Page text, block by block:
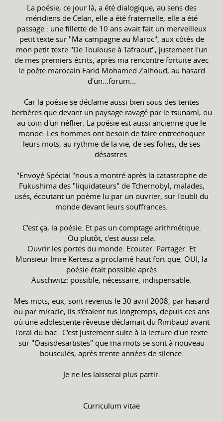
La poésie, ce jour là, a été dialogique, au sens des
méridiens de Celan, elle a été fraternelle, elle a été
passage : une fillette de 10 ans avait fait un merveilleux
petit texte sur "Ma campagne au Maroc", aux côtés de
mon petit texte "De Toulouse à Tafraout", justement l'un
de mes premiers écrits, après ma rencontre fortuite avec
le poète marocain Farid Mohamed Zalhoud, au hasard
d'un...forum...
Car la poésie se déclame aussi bien sous des tentes
berbères que devant un paysage ravagé par le tsunami, ou
au coin d'un néflier. La poésie est aussi ancienne que le
monde. Les hommes ont besoin de faire entrechoquer
leurs mots, au rythme de la vie, de ses folies, de ses
désastres.
"Envoyé Spécial "nous a montré après la catastrophe de
Fukushima des "liquidateurs" de Tchernobyl, malades,
usés, écoutant un poème lu par un ouvrier, sur l'oubli du
monde devant leurs souffrances.
C'est ça, la poésie. Et pas un comptage arithmétique.
Ou plutôt, c'est aussi cela.
Ouvrir les portes du monde. Ecouter. Partager. Et
Monsieur Imre Kertesz a proclamé haut fort que, OUI, la
poésie était possible après
Auschwitz: possible, nécessaire, indispensable.
Mes mots, eux, sont revenus le 30 avril 2008, par hasard
ou par miracle; ils s'étaient tus longtemps, depuis ces ans
où une adolescente rêveuse déclamait du Rimbaud avant
l'oral du bac...C'est justement suite à la lecture d'un texte
sur "Oasisdesartistes" que ma mots se sont à nouveau
bousculés, après trente années de silence.
Je ne les laisserai plus partir.
Curriculum vitae